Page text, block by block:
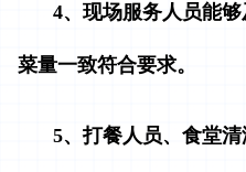
4、现场服务人员能
菜量一致符合要求。
5、打餐人员、食堂